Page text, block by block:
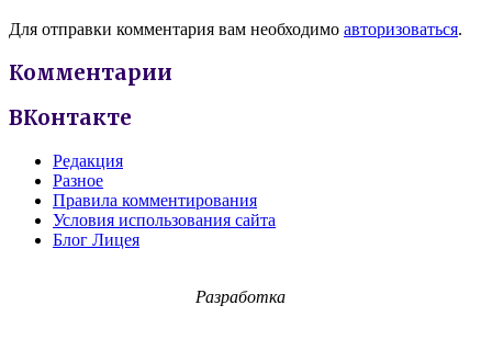
Для отправки комментария вам необходимо авторизоваться.
Комментарии
ВКонтакте
Редакция
Разное
Правила комментирования
Условия использования сайта
Блог Лицея
Разработка